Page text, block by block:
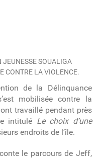
JEUNESSE SOUALIGA
CONTRE LA VIOLENCE.
de la Délinquance
mobilisée contre la
travaillé pendant près
intitulé Le choix d’une
endroits de l’île.
le parcours de Jeff,